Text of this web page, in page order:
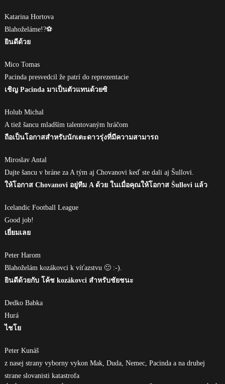
Katarina Hortova
Blahoželáme!?⚽
ยินดีด้วย
Mico Tomas
Pacinda presvedcil že patrí do reprezentacie
เชิญ Pacinda มาเป็นตัวแทนด้วยซิ
Holub Michal
A tiež šancu mladším talentovaným hráčom
ถือเป็นโอกาสสำหรับนักเตะดาวรุ่งที่มีความสามารถ
Miroslav Antal
Dajte šancu v bráne za A tým aj Chovanovi keď ste dali aj Šullovi.
ให้โอกาส Chovanovi อยู่ทีม A ด้วย ในเมื่อคุณให้โอกาส Šullovi แล้ว
Icelandic Football League
Good job!
เยี่ยมเลย
Peter Harom
Blahoželám kozákovci k víťazstvu 🙂 :-).
ยินดีด้วยกับ โค้ช kozákovci สำหรับชัยชนะ
Dedko Babka
Hurá
ไชโย
Peter Kunáš
z nasej strany vyborny vykon Mak, Duda, Nemec, Pacinda a na druhej
strane slovanisti katastrofa